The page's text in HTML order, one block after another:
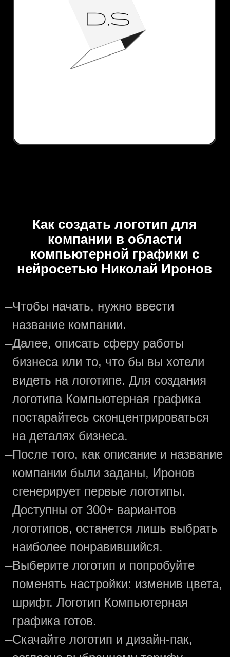
Как создать логотип для
компании в области
компьютерной графики с
нейросетью Николай Иронов
—Чтобы начать, нужно ввести
название компании.
—Далее, описать сферу работы
бизнеса или то, что бы вы хотели
видеть на логотипе. Для создания
логотипа Компьютерная графика
постарайтесь сконцентрироваться
на деталях бизнеса.
—После того, как описание и название
компании были заданы, Иронов
сгенерирует первые логотипы.
Доступны от 300+ вариантов
логотипов, останется лишь выбрать
наиболее понравившийся.
—Выберите логотип и попробуйте
поменять настройки: изменив цвета,
шрифт. Логотип Компьютерная
графика готов.
—Скачайте логотип и дизайн-пак,